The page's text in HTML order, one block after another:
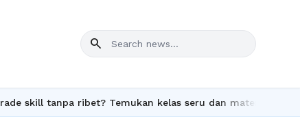
search
tanpa ribet? Temukan kelas seru dan materi lengkap